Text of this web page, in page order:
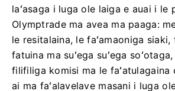
laʻasaga i luga ole laiga e auai i le
Olymptrade ma avea ma paaga:
le resitalaina, le faʻamaoniga siaki,
fatuina ma suʻega suʻega
filifiliga komisi ma le faʻatulagaina
ai ma faʻalavelave masani i luga